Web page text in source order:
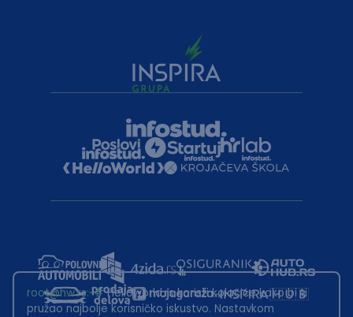
root@hw.rs:~#Helloworld.rs koristi kolačiće kako bi ti
pružao najbolje korisničko iskustvo. Nastavkom